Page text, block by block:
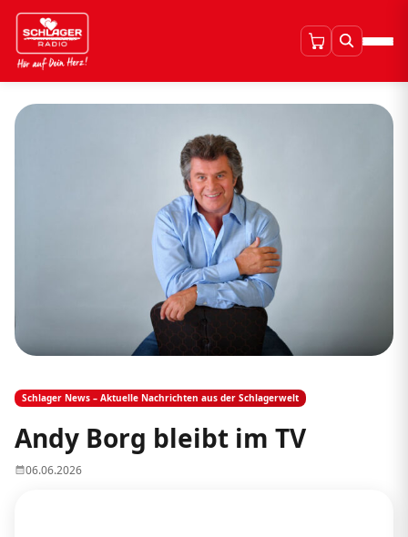
Schlager News – Aktuelle Nachrichten aus der Schlagerwelt
Andy Borg bleibt im TV
06.06.2026